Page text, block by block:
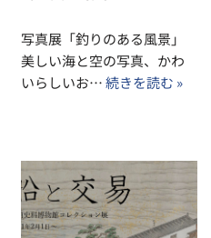
写真展「釣りのある風景」
美しい海と空の写真、かわ
いらしいお…続きを読む »